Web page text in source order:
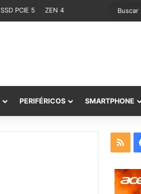
SSD PCIE 5 ZEN 4
PERIFÉRICOS SMARTPHONE
RSS